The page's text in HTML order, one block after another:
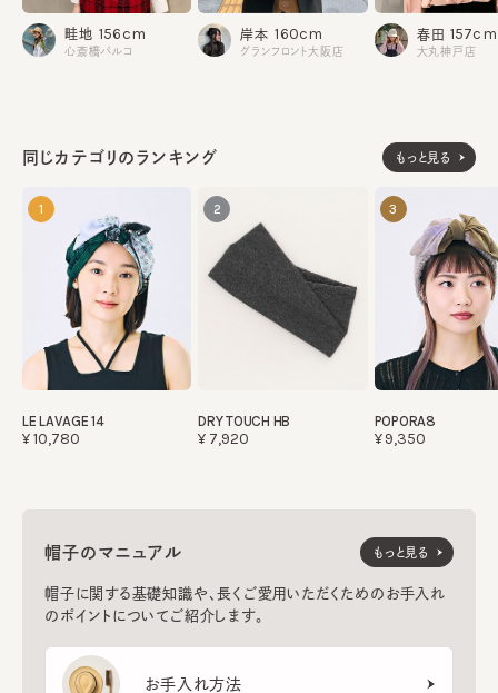
飾り部分：レーヨン80% ナイロン20%
生産国 made in JAPAN
同じカテゴリのランキング もっと見る
1
LE LAVAGE 14
¥10,780
2
DRY TOUCH HB
¥7,920
3
POPORA8
¥9,350
帽子のマニュアル
帽子に関する基礎知識や、長くご愛用いただくためのお手入れ
のポイントについてご紹介します。
お手入れ方法
もっと見る
畦地 156cm
心斎橋パルコ
岸本 160cm
グランフロント大阪店
春田 157cm
大丸神戸店